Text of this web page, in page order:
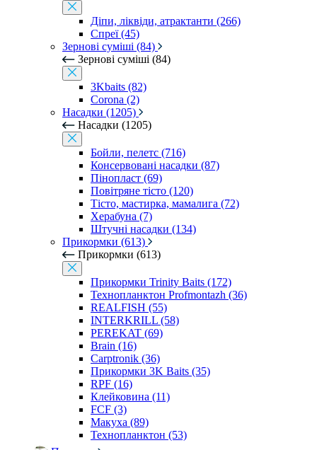
Діпи, ліквіди, атрактанти (266)
Спреї (45)
Зернові суміші (84)
Зернові суміші (84)
3Kbaits (82)
Corona (2)
Насадки (1205)
Насадки (1205)
Бойли, пелетс (716)
Консервовані насадки (87)
Пінопласт (69)
Повітряне тісто (120)
Тісто, мастирка, мамалига (72)
Херабуна (7)
Штучні насадки (134)
Прикормки (613)
Прикормки (613)
Прикормки Trinity Baits (172)
Технопланктон Profmontazh (36)
REALFISH (55)
INTERKRILL (58)
PEREKAT (69)
Brain (16)
Carptronik (36)
Прикормки 3K Baits (35)
RPF (16)
Клейковина (11)
FCF (3)
Макуха (89)
Технопланктон (53)